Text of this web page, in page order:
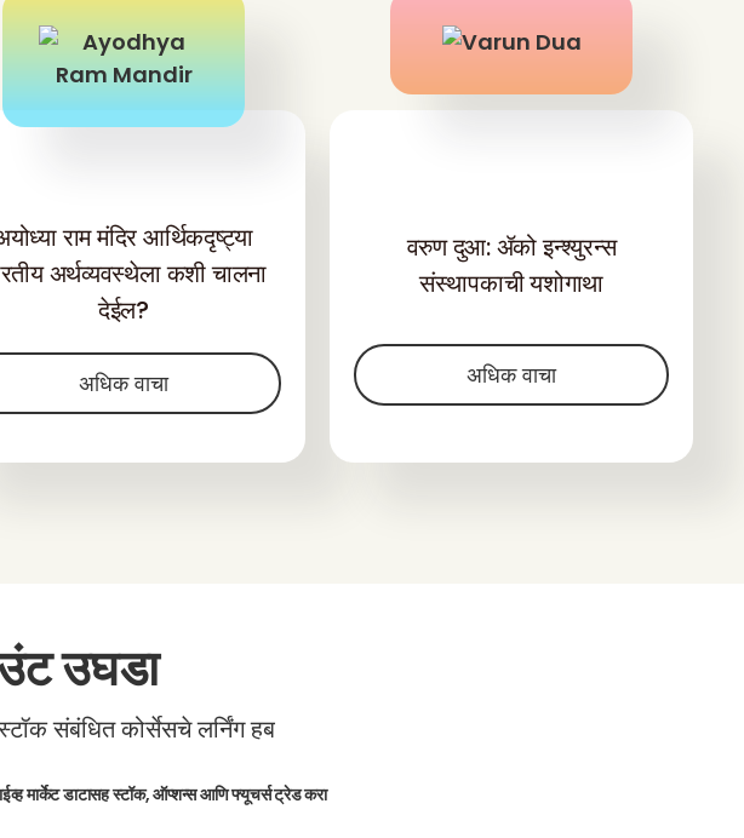
राम मंदिर आर्थिकदृष्ट्या
अर्थव्यवस्थेला कशी चालना
देईल?
अधिक वाचा
वरुण दुआ: ॲको इन्श्युरन्स
संस्थापकाची यशोगाथा
अधिक वाचा
उघडा
संबंधित कोर्सेसचे लर्निंग हब
मार्केट डाटासह स्टॉक, ऑप्शन्स आणि फ्यूचर्स ट्रेड करा